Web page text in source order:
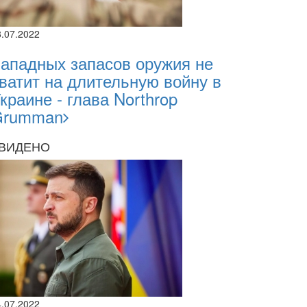
Abasov: How Ukrainian Businesses
запасов оружия не
на длительную войну в
- глава Northrop